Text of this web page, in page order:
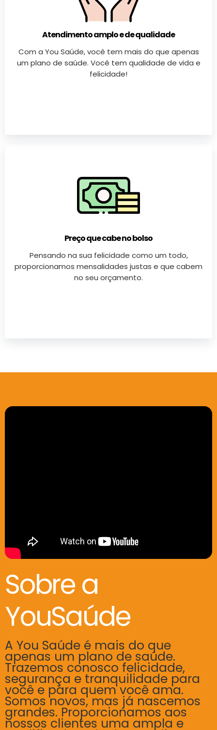
Atendimento amplo e de qualidade
Com a You Saúde, você tem mais do que apenas
um plano de saúde. Você tem qualidade de vida e
felicidade!
Preço que cabe no bolso
Pensando na sua felicidade como um todo,
proporcionamos mensalidades justas e que cabem
no seu orçamento.
Sobre a
YouSaúde
A You Saúde é mais do que
apenas um plano de saúde.
Trazemos conosco felicidade,
segurança e tranquilidade para
você e para quem você ama.
Somos novos, mas já nascemos
grandes. Proporcionamos aos
nossos clientes uma ampla e